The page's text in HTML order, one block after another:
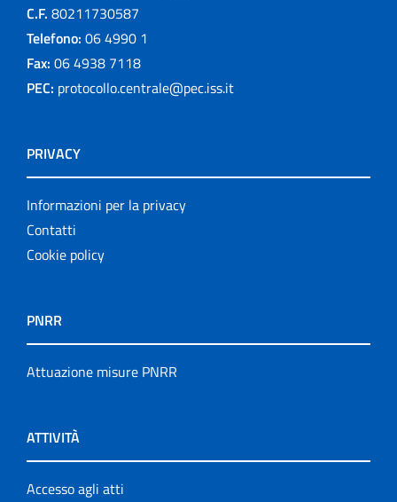
C.F. 80211730587
Telefono: 06 4990 1
Fax: 06 4938 7118
PEC: protocollo.centrale@pec.iss.it
PRIVACY
Informazioni per la privacy
Contatti
Cookie policy
PNRR
Attuazione misure PNRR
ATTIVITÀ
Accesso agli atti